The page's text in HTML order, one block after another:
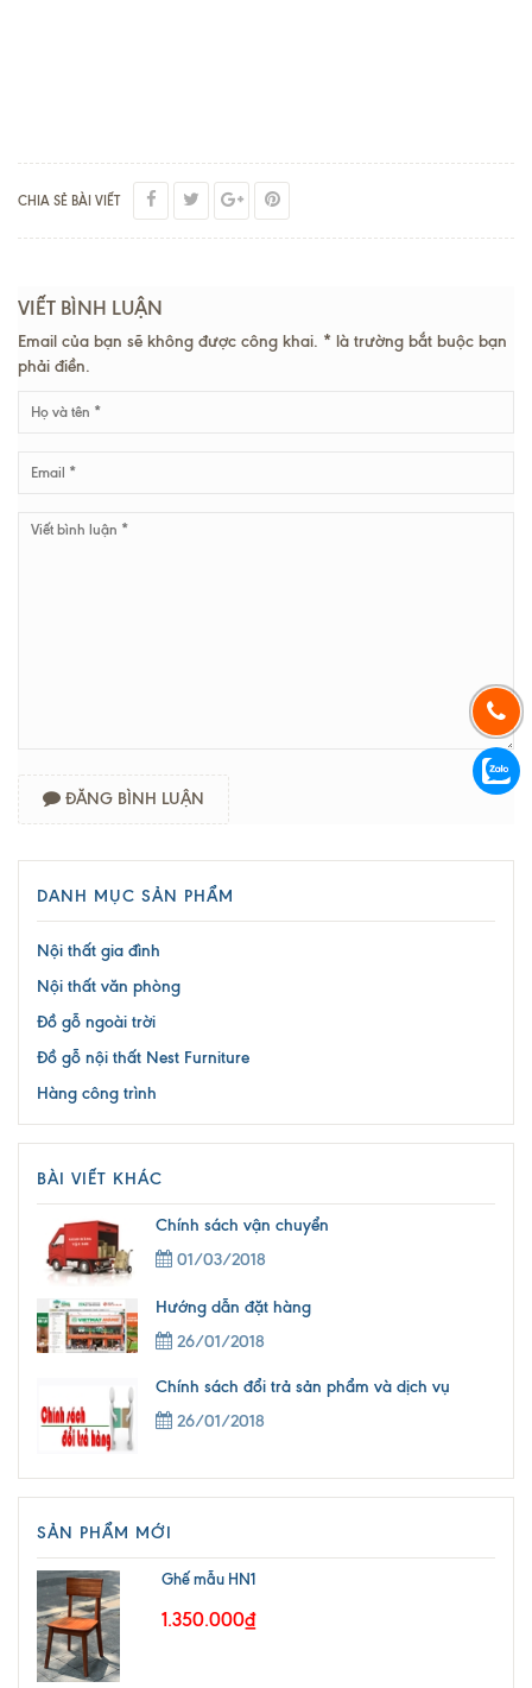
CHIA SẺ BÀI VIẾT
VIẾT BÌNH LUẬN
Email của bạn sẽ không được công khai. * là trường bắt buộc bạn
phải điền.
ĐĂNG BÌNH LUẬN
DANH MỤC SẢN PHẨM
Nội thất gia đình
Nội thất văn phòng
Đồ gỗ ngoài trời
Đồ gỗ nội thất Nest Furniture
Hàng công trình
BÀI VIẾT KHÁC
Chính sách vận chuyển
01/03/2018
Hướng dẫn đặt hàng
26/01/2018
Chính sách đổi trả sản phẩm và dịch vụ
26/01/2018
SẢN PHẨM MỚI
Ghế mẫu HN1
1.350.000₫